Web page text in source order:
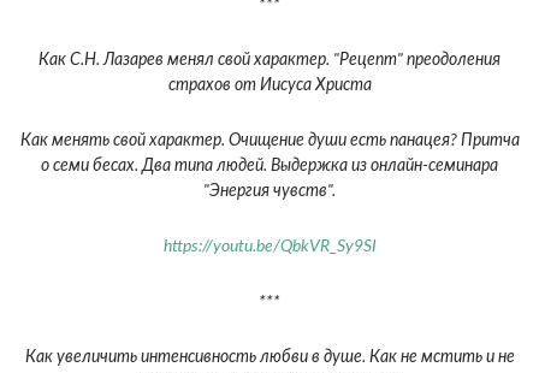
***
Как С.Н. Лазарев менял свой характер. "Рецепт" преодоления
страхов от Иисуса Христа
Как менять свой характер. Очищение души есть панацея? Притча
о семи бесах. Два типа людей. Выдержка из онлайн-семинара
"Энергия чувств".
https://youtu.be/QbkVR_Sy9SI
***
Как увеличить интенсивность любви в душе. Как не мстить и не